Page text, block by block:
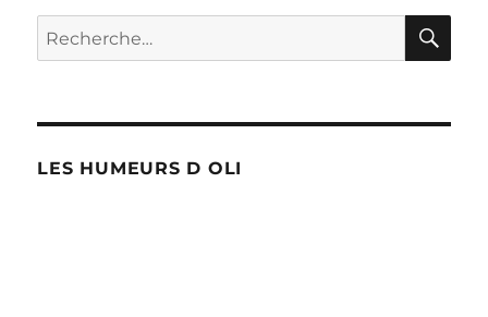
Recherche
pour :
LES HUMEURS D OLI